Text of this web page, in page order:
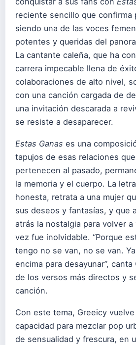
reciente sencillo que confirma
siendo una de las voces
potentes y queridas del
La cantante caleña, que ha
carrera impecable llena de
colaboraciones de alto nivel,
con una canción cargada de
una invitación descarada a
se resiste a desaparecer.
Estas Ganas es una
tapujos de esas relaciones
pertenecen al pasado,
la memoria y el cuerpo. La
honesta, retrata a una mujer
sus deseos y fantasías, y que
atrás la nostalgia para volver a
vez fue inolvidable. “Porque
tengo no se van, no se van.
encima para desayunar”,
de los versos más directos y
canción.
Con este tema, Greeicy
capacidad para mezclar pop
de sensualidad y frescura, en